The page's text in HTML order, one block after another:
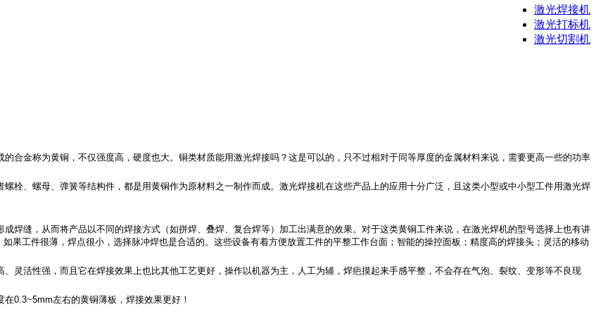
激光焊接机
激光打标机
激光切割机
合金称为黄铜，不仅强度高，硬度也大。铜类材质能用激光焊接吗？这是可以的，只不过相对于同等厚度的金属材料来说，需要更高一些的功率
栓、螺母、弹簧等结构件，都是用黄铜作为原材料之一制作而成。激光焊接机在这些产品上的应用十分广泛，且这类小型或中小型工件用激光焊
焊缝，从而将产品以不同的焊接方式（如拼焊、叠焊、复合焊等）加工出满意的效果。对于这类黄铜工件来说，在激光焊机的型号选择上也有讲
果工件很薄，焊点很小，选择脉冲焊也是合适的。这些设备有着方便放置工件的平整工作台面；智能的操控面板；精度高的焊接头；灵活的移动
灵活性强，而且它在焊接效果上也比其他工艺更好，操作以机器为主，人工为辅，焊疤摸起来手感平整，不会存在气泡、裂纹、变形等不良现
0.3~5mm左右的黄铜薄板，焊接效果更好！